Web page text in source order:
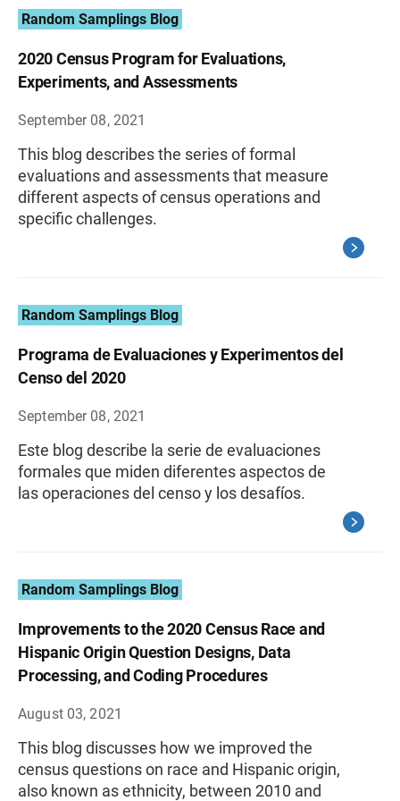
Random Samplings Blog
2020 Census Program for Evaluations,
Experiments, and Assessments
September 08, 2021
This blog describes the series of formal
evaluations and assessments that measure
different aspects of census operations and
specific challenges.
Random Samplings Blog
Programa de Evaluaciones y Experimentos del
Censo del 2020
September 08, 2021
Este blog describe la serie de evaluaciones
formales que miden diferentes aspectos de
las operaciones del censo y los desafíos.
Random Samplings Blog
Improvements to the 2020 Census Race and
Hispanic Origin Question Designs, Data
Processing, and Coding Procedures
August 03, 2021
This blog discusses how we improved the
census questions on race and Hispanic origin,
also known as ethnicity, between 2010 and